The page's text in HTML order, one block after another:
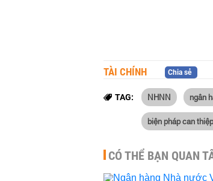
TÀI CHÍNH Chia sẻ
TAG: NHNN ngân
biện pháp can
CÓ THỂ BẠN QUAN